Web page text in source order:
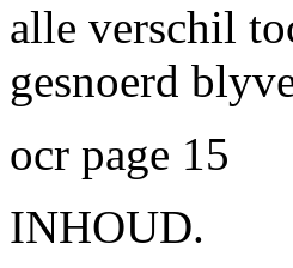
alle verschil
gesnoerd
ocr page 15
INHOUD.